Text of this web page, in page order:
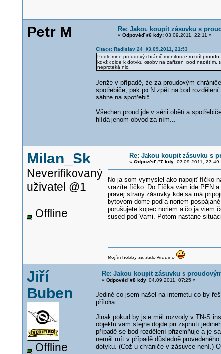
Petr M Re: Jakou koupit zásuvku s
« Odpověď #6 kdy:03.09.2011, 22:11 »
Citace: Radislav 24 03.09.2011, 21:53
Podle mne proudový chránič monitoruje rozdíl
když dojde k dotyku osoby na zařízení pod napětím,
neprotéká nic.
Jenže v případě, že za proudovým
spotřebiče, pak po N zpět na bod
sáhne na spotřebič.
Všechen proud jde v sérii obětí a
hlídá jenom obvod za ním...
Milan_Sk
Neverifikovaný
uživatel @1
Offline
Re: Jakou koupit zásuvku s
« Odpověď #7 kdy:03.09.2011, 23:49
No ja som vymyslel ako napojiť fíčko
vrazíte fíčko. Do Fíčka vám ide PEN
pravej strany zásuvky kde sa má
bytovom dome podľa noriem
porušujete kopec noriem a čo ja viem
sused pod Vami. Potom nastane
Mojím hobby sa stalo Arduino
Jiří
Buben
Offline
Re: Jakou koupit zásuvku s
« Odpověď #8 kdy:04.09.2011, 07:25 »
Jediné co jsem našel na internetu co by
příloha.
Jinak pokud by jste měl rozvody v TN-S
objektu vám stejně dojde při zapnutí
případě se bod rozdělení přizemňuje a je
neměl mít v případě důsledně
dotyku. (Což u chrániče v zásuvce není.)